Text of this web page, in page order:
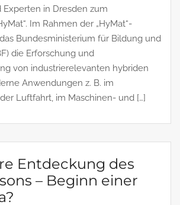
Experten in Dresden zum
Im Rahmen der „HyMat“-
Bundesministerium für Bildung und
die Erforschung und
von industrierelevanten hybriden
Anwendungen z. B. im
Luftfahrt, im Maschinen- und […]
Entdeckung des
– Beginn einer